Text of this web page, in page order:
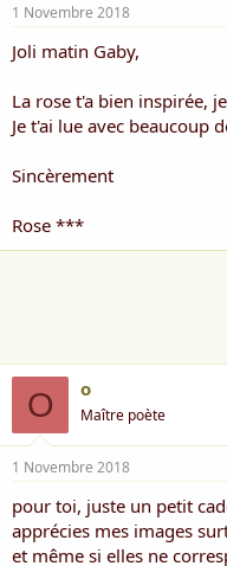
1 Novembre 2018
Joli matin Gaby,
La rose t'a bien inspirée,
Je t'ai lue avec beaucoup
Sincèrement
Rose ***
O o
Maître poète
1 Novembre 2018
pour toi, juste un petit
apprécies mes images
et même si elles ne